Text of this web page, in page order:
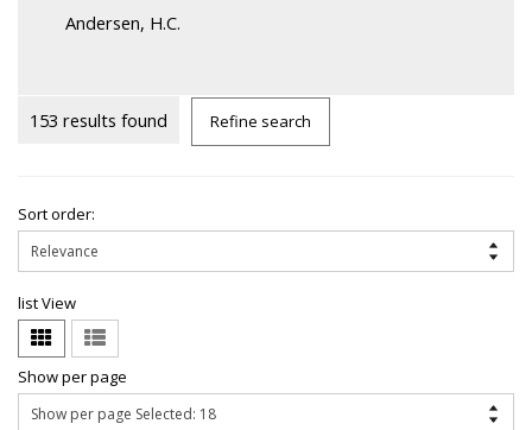
Andersen, H.C.
153 results found Refine search
Sort order:
list View
Show per page